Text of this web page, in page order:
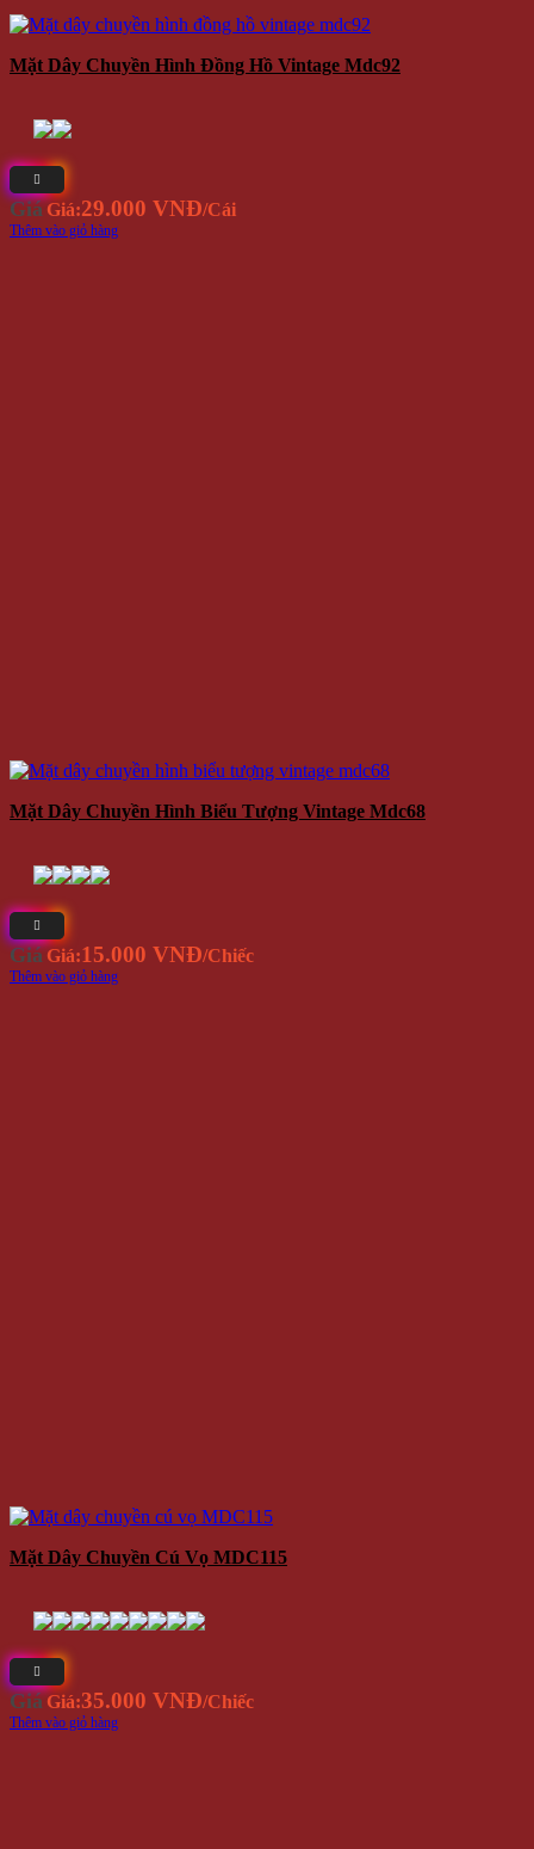
Mặt Dây Chuyền Hình Đồng Hồ Vintage Mdc92
Giá Giá:29.000 VNĐ/Cái
Thêm vào giỏ hàng
Mặt Dây Chuyền Hình Biểu Tượng Vintage Mdc68
Giá Giá:15.000 VNĐ/Chiếc
Thêm vào giỏ hàng
Mặt Dây Chuyền Cú Vọ MDC115
Giá Giá:35.000 VNĐ/Chiếc
Thêm vào giỏ hàng